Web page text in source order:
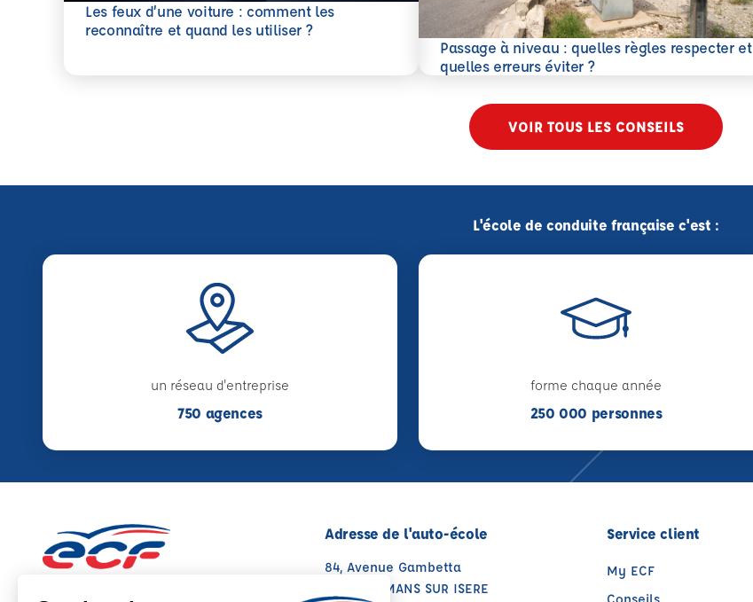
Les feux d’une voiture : comment les
reconnaître et quand les utiliser ?
En savoir plus
Passage à niveau : quelles règles respecter et
quelles erreurs éviter ?
En savoir plus
VOIR TOUS LES CONSEILS
L'école de conduite française c'est :
un réseau d'entreprise
750 agences
forme chaque année
250 000 personnes
Adresse de l'auto-école
84, Avenue Gambetta
26100 ROMANS SUR ISERE
Service client
My ECF